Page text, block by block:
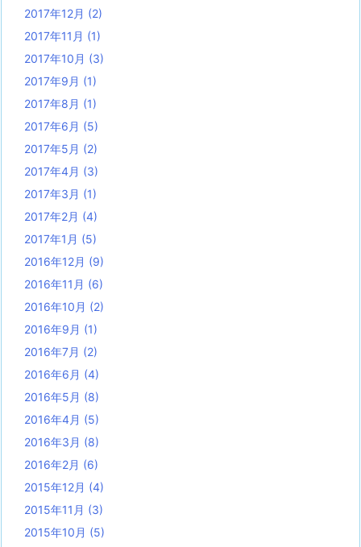
2017年12月 (2)
2017年11月 (1)
2017年10月 (3)
2017年9月 (1)
2017年8月 (1)
2017年6月 (5)
2017年5月 (2)
2017年4月 (3)
2017年3月 (1)
2017年2月 (4)
2017年1月 (5)
2016年12月 (9)
2016年11月 (6)
2016年10月 (2)
2016年9月 (1)
2016年7月 (2)
2016年6月 (4)
2016年5月 (8)
2016年4月 (5)
2016年3月 (8)
2016年2月 (6)
2015年12月 (4)
2015年11月 (3)
2015年10月 (5)